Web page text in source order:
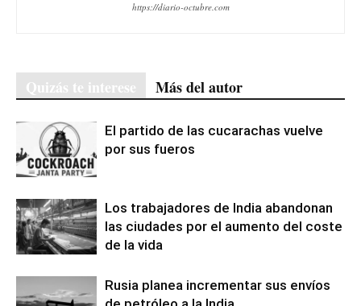
https://diario-octubre.com
Quizás te interese Más del autor
El partido de las cucarachas vuelve
por sus fueros
Los trabajadores de India abandonan
las ciudades por el aumento del coste
de la vida
Rusia planea incrementar sus envíos